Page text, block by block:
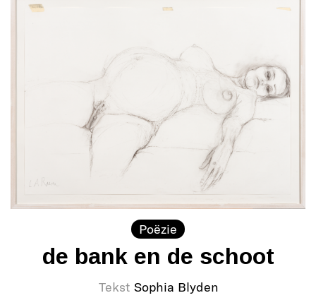
Poëzie
de bank en de schoot
Tekst Sophia Blyden